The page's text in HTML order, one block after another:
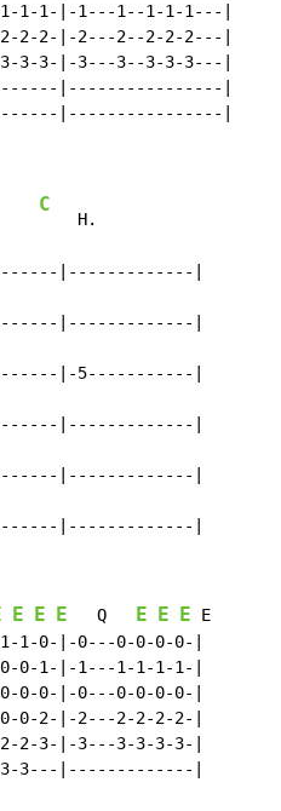
1-1-|-1---1--1-1-1---|
2-2-|-2---2--2-2-2---|
3-3-|-3---3--3-3-3---|
|----------------|
|----------------|
C
    H.
|-------------|
|-------------|
|-5-----------|
|-------------|
|-------------|
|-------------|
E E E
   Q
E E E E
1-0-|-0---0-0-0-0-|
0-1-|-1---1-1-1-1-|
0-0-|-0---0-0-0-0-|
0-2-|-2---2-2-2-2-|
3-|-3---3-3-3-3-|
3---|-------------|